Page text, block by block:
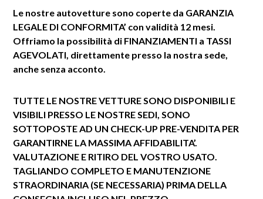
Le nostre autovetture sono coperte da GARANZIA
LEGALE DI CONFORMITA’ con validità 12 mesi.
Offriamo la possibilità di FINANZIAMENTI a TASSI
AGEVOLATI, direttamente presso la nostra sede,
anche senza acconto.
TUTTE LE NOSTRE VETTURE SONO DISPONIBILI E
VISIBILI PRESSO LE NOSTRE SEDI, SONO
SOTTOPOSTE AD UN CHECK-UP PRE-VENDITA PER
GARANTIRNE LA MASSIMA AFFIDABILITA’.
VALUTAZIONE E RITIRO DEL VOSTRO USATO.
TAGLIANDO COMPLETO E MANUTENZIONE
STRAORDINARIA (SE NECESSARIA) PRIMA DELLA